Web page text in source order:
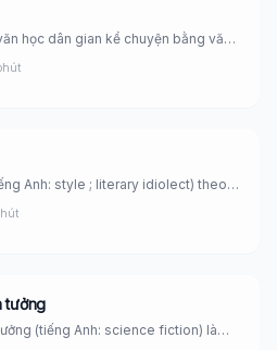
học dân gian kể chuyện bằng văn
Anh: style ; literary idiolect) theo
tưởng
(tiếng Anh: science fiction) là